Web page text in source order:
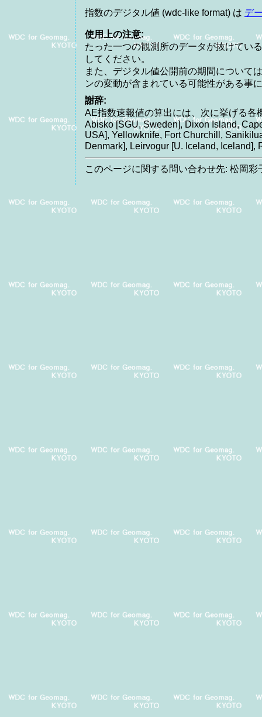
指数のデジタル値 (wdc-like format) は デ
使用上の注意:
たった一つの観測所のデータが抜けてい
してください。
また、デジタル値公開前の期間について
ンの変動が含まれている可能性がある事
謝辞:
AE指数速報値の算出には、次に挙げる
Abisko [SGU, Sweden], Dixon Island,
USA], Yellowknife, Fort Churchill,
Denmark], Leirvogur [U. Iceland, Iceland],
このページに関する問い合わせ先: 松岡彩